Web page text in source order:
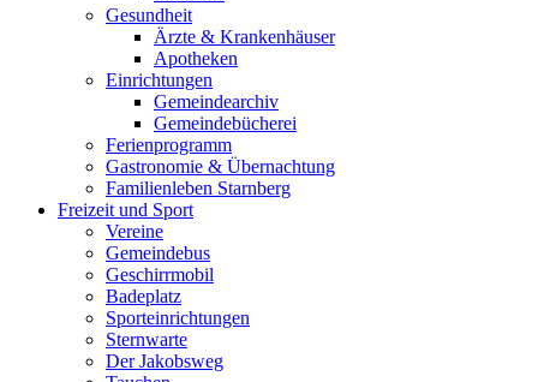
Gesundheit
Ärzte & Krankenhäuser
Apotheken
Einrichtungen
Gemeindearchiv
Gemeindebücherei
Ferienprogramm
Gastronomie & Übernachtung
Familienleben Starnberg
Freizeit und Sport
Vereine
Gemeindebus
Geschirrmobil
Badeplatz
Sporteinrichtungen
Sternwarte
Der Jakobsweg